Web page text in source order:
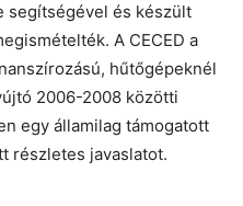
segítségével és készült
A CECED a
hűtőgépeknél
2006-2008 közötti
egy államilag támogatott
részletes javaslatot.